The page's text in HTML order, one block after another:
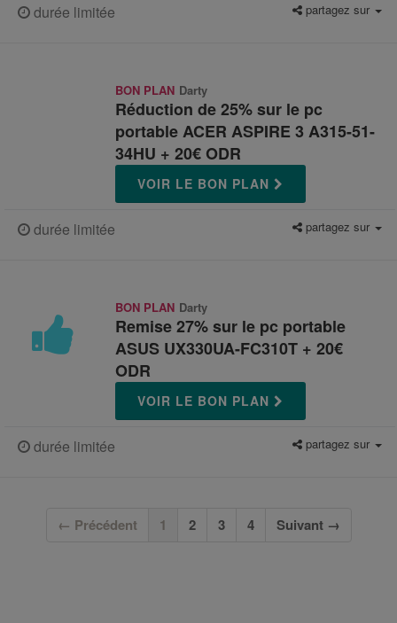
durée limitée partagez sur
BON PLAN Darty
Réduction de 25% sur le pc
portable ACER ASPIRE 3 A315-51-
34HU + 20€ ODR
VOIR LE BON PLAN
durée limitée partagez sur
BON PLAN Darty
Remise 27% sur le pc portable
ASUS UX330UA-FC310T + 20€
ODR
VOIR LE BON PLAN
durée limitée partagez sur
← Précédent 1 (current)
2 3 4 Suivant →